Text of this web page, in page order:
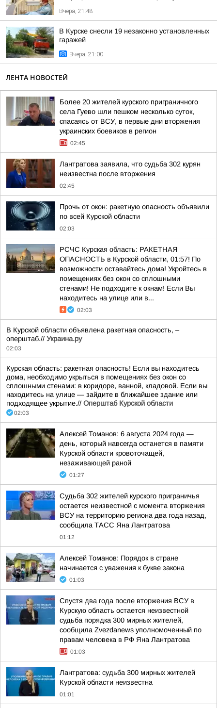
Вчера, 21:48
В Курске снесли 19 незаконно установленных
гаражей
Вчера, 21:00
ЛЕНТА НОВОСТЕЙ
Более 20 жителей курского приграничного
села Гуево шли пешком несколько суток,
спасаясь от ВСУ, в первые дни вторжения
украинских боевиков в регион
02:45
Лантратова заявила, что судьба 302 курян
неизвестна после вторжения
02:45
Прочь от окон: ракетную опасность объявили
по всей Курской области
02:03
РСЧС Курская область: РАКЕТНАЯ
ОПАСНОСТЬ в Курской области, 01:57! По
возможности оставайтесь дома! Укройтесь в
помещениях без окон со сплошными
стенами! Не подходите к окнам! Если Вы
находитесь на улице или в...
02:03
В Курской области объявлена ракетная опасность, –
оперштаб.// Украина.ру
02:03
Курская область: ракетная опасность! Если вы находитесь
дома, необходимо укрыться в помещениях без окон со
сплошными стенами: в коридоре, ванной, кладовой. Если вы
находитесь на улице — зайдите в ближайшее здание или
подходящее укрытие.// Оперштаб Курской области
02:03
Алексей Томанов: 6 августа 2024 года —
день, который навсегда останется в памяти
Курской области кровоточащей,
незаживающей раной
01:27
Судьба 302 жителей курского приграничья
остается неизвестной с момента вторжения
ВСУ на территорию региона два года назад,
сообщила ТАСС Яна Лантратова
01:12
Алексей Томанов: Порядок в стране
начинается с уважения к букве закона
01:03
Спустя два года после вторжения ВСУ в
Курскую область остается неизвестной
судьба порядка 300 мирных жителей,
сообщила Zvezdanews уполномоченный по
правам человека в РФ Яна Лантратова
01:03
Лантратова: судьба 300 мирных жителей
Курской области неизвестна
01:01